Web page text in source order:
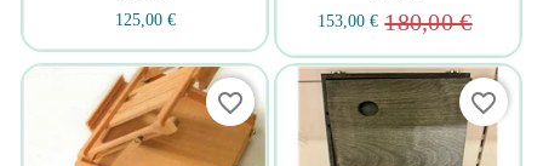
125,00 €
153,00 € 180,00 €
favorite_border favorite_border